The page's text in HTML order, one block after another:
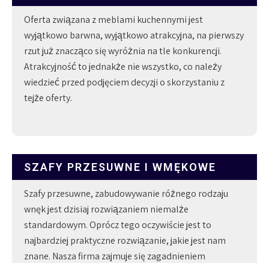
Oferta związana z meblami kuchennymi jest
wyjątkowo barwna, wyjątkowo atrakcyjna, na pierwszy
rzut już znacząco się wyróżnia na tle konkurencji.
Atrakcyjność to jednakże nie wszystko, co należy
wiedzieć przed podjęciem decyzji o skorzystaniu z
tejże oferty.
SZAFY PRZESUWNE I WMĘKOWE
Szafy przesuwne, zabudowywanie różnego rodzaju
wnęk jest dzisiaj rozwiązaniem niemalże
standardowym. Oprócz tego oczywiście jest to
najbardziej praktyczne rozwiązanie, jakie jest nam
znane. Nasza firma zajmuje się zagadnieniem